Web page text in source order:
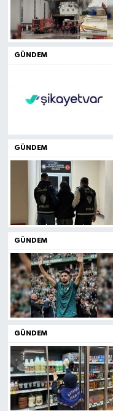
GÜNDEM
GÜNDEM
GÜNDEM
GÜNDEM